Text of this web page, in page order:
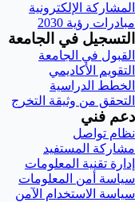
المشاركة الإلكترونية
مبادرات رؤية 2030
التسجيل في الجامعة
القبول في الجامعة
التقويم الأكاديمي
الخطط الدراسية
التحقق من وثيقة التخرج
دعم فني
نظام تواصل
مشاركة المستفيد
إدارة تقنية المعلومات
سياسة أمن المعلومات
سياسة الاستخدام الآمن